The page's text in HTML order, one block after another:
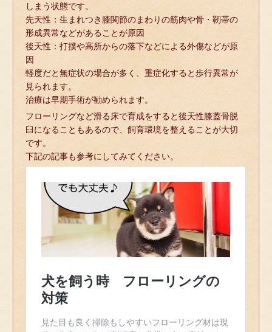
しまう状態です。
先天性：生まれつき膝関節のまわりの筋肉や骨・靭帯の
形成異常などがあることが原因
後天性：打撲や高所からの落下などによる外傷などが原
因
軽度だと無症状の場合が多く、重症化すると歩行異常が
見られます。
治療は早期手術が勧められます。
フローリングなど滑る床で育成をすると後天性膝蓋骨脱
臼になることもあるので、飼育環境を整えることが大切
です。
下記の記事も参考にしてみてください。